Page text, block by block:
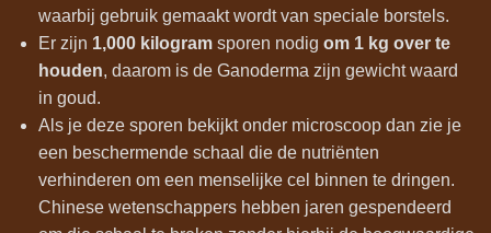
waarbij gebruik gemaakt wordt van speciale borstels.
Er zijn 1,000 kilogram sporen nodig om 1 kg over te
houden, daarom is de Ganoderma zijn gewicht waard
in goud.
Als je deze sporen bekijkt onder microscoop dan zie je
een beschermende schaal die de nutriënten
verhinderen om een menselijke cel binnen te dringen.
Chinese wetenschappers hebben jaren gespendeerd